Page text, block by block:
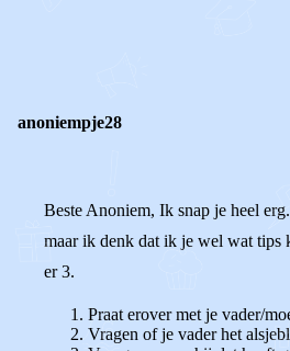
anoniempje28
Beste Anoniem, Ik snap je heel
maar ik denk dat ik je wel wat tips
er 3.
Praat erover met je vader/
Vragen of je vader het